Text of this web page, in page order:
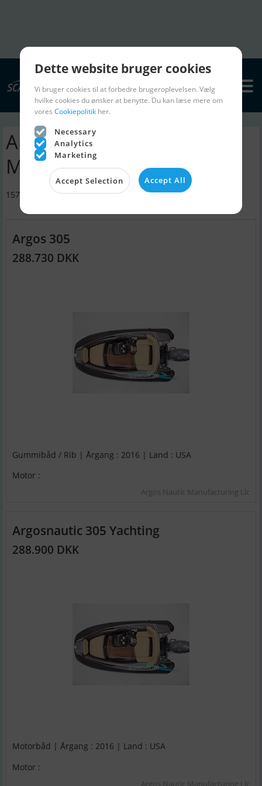
Argos Nautic
Manufacturing Llc
1572 NW 165th St - Miami Florida 33025 - USA - 7865204700
Argos 305
288.730 DKK
Gummibåd / Rib | Årgang : 2016 | Land : USA
Motor :
Argos Nautic Manufacturing Llc
Argosnautic 305 Yachting
288.900 DKK
Motorbåd | Årgang : 2016 | Land : USA
Motor :
Argos Nautic Manufacturing Llc
Dette website bruger cookies
Vi bruger cookies til at forbedre brugeroplevelsen. Vælg
hvilke cookies du ønsker at benytte. Du kan læse mere om
vores Cookiepolitik her.
Necessary
Analytics
Marketing
Accept Selection Accept All